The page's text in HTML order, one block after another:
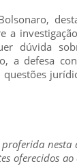
a
dúvida
a defesa
proferida
oferecidos